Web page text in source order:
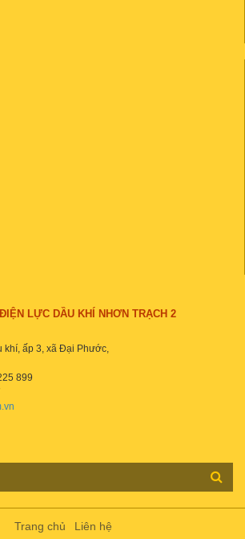
LỰC DẦU KHÍ NHƠN TRẠCH 2
khí, ấp 3, xã Đại Phước,
899
Trang chủ Liên hệ